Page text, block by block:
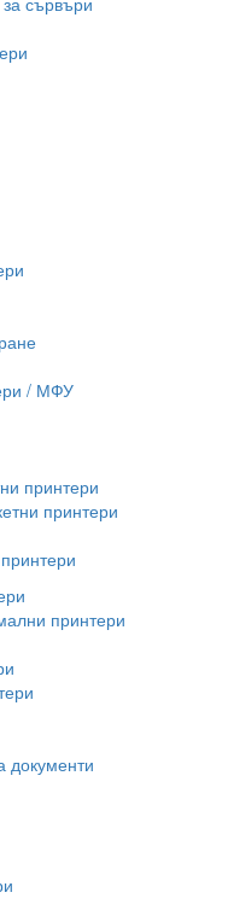
/ МФУ
принтери
принтери
принтери
документи